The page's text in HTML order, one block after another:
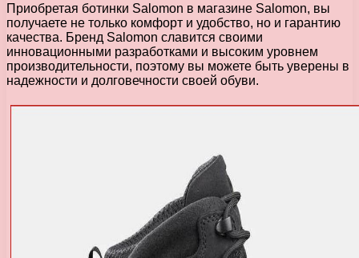
Приобретая ботинки Salomon в магазине Salomon, вы
получаете не только комфорт и удобство, но и гарантию
качества. Бренд Salomon славится своими
инновационными разработками и высоким уровнем
производительности, поэтому вы можете быть уверены в
надежности и долговечности своей обуви.